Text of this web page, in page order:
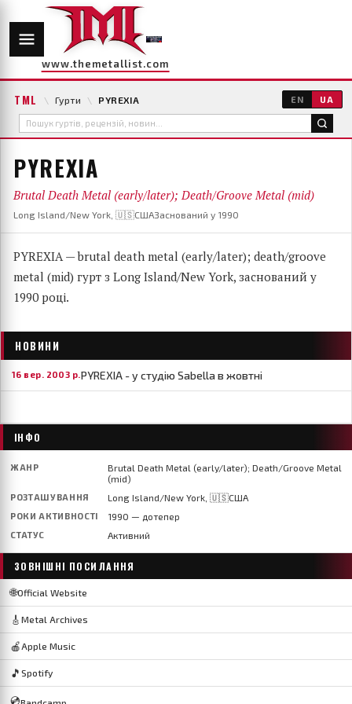
www.themetallist.com
TML \ Гурти \ PYREXIA EN UA
PYREXIA
Brutal Death Metal (early/later); Death/Groove Metal (mid)
Long Island/New York, 🇺🇸СШАЗаснований у 1990
PYREXIA — brutal death metal (early/later); death/groove
metal (mid) гурт з Long Island/New York, заснований у
1990 році.
НОВИНИ
16 вер. 2003 р.PYREXIA - у студію Sabella в жовтні
ІНФО
ЖАНР
Brutal Death Metal (early/later); Death/Groove Metal
(mid)
РОЗТАШУВАННЯ Long Island/New York, 🇺🇸США
РОКИ АКТИВНОСТІ 1990 — дотепер
СТАТУС Активний
ЗОВНІШНІ ПОСИЛАННЯ
🌐Official Website
🎸 Metal Archives
🍎 Apple Music
🎵 Spotify
💿